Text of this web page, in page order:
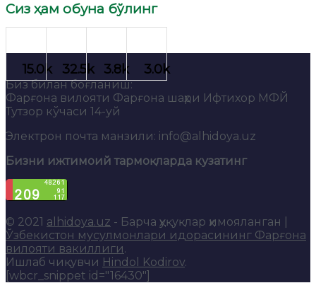
Сиз ҳам обуна бўлинг
Биз билан боғланиш:
Фарғона вилояти Фарғона шаҳри Ифтихор МФЙ
Тутзор кўчаси 14-уй
Электрон почта манзили: info@alhidoya.uz
Бизни ижтимоий тармоқларда кузатинг
© 2021 alhidoya.uz - Барча ҳуқуқлар ҳимояланган |
Ўзбекистон мусулмонлари идорасининг Фарғона
вилояти вакиллиги.
Ишлаб чиқувчи Hindol Kodirov.
[wbcr_snippet id="16430"]